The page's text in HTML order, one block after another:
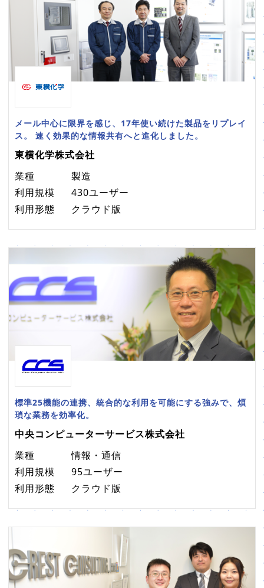
メール中心に限界を感じ、17年使い続けた製品をリプレイ
ス。 速く効果的な情報共有へと進化しました。
東横化学株式会社
業種
製造
利用規模
430ユーザー
利用形態
クラウド版
標準25機能の連携、統合的な利用を可能にする強みで、煩
瑣な業務を効率化。
中央コンピューターサービス株式会社
業種
情報・通信
利用規模
95ユーザー
利用形態
クラウド版